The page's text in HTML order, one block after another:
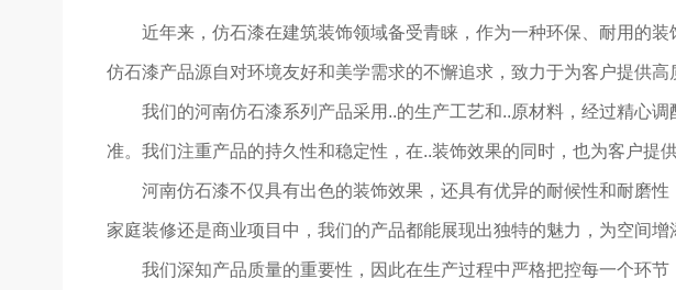
近年来，仿石漆在建筑装饰领域备受青睐，作为一种环保、耐用的
仿石漆产品源自对环境友好和美学需求的不懈追求，致力于为客户提供高
我们的河南仿石漆系列产品采用..的生产工艺和..原材料，经过精心
准。我们注重产品的持久性和稳定性，在..装饰效果的同时，也为客户提
河南仿石漆不仅具有出色的装饰效果，还具有优异的耐候性和耐磨
家庭装修还是商业项目中，我们的产品都能展现出独特的魅力，为空间增
我们深知产品质量的重要性，因此在生产过程中严格把控每一个环